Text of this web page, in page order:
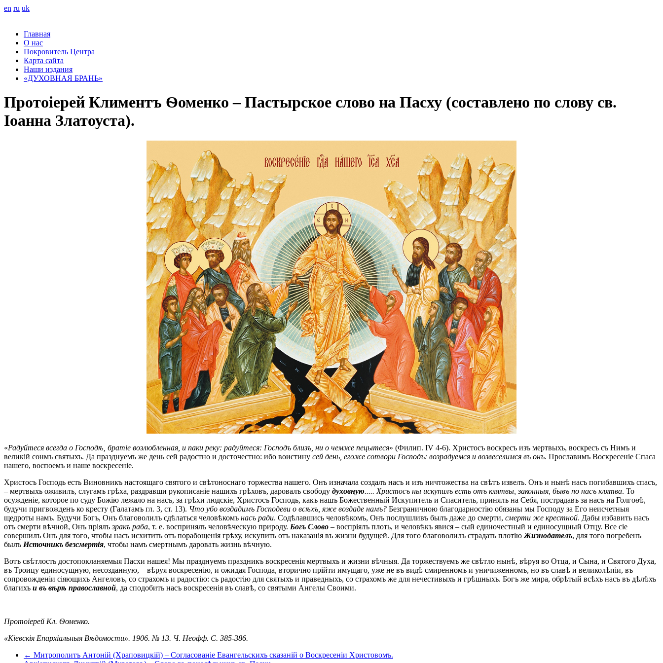
en ru uk
Главная
О нас
Покровитель Центра
Карта сайта
Наши издания
«ДУХОВНАЯ БРАНЬ»
Протоіерей Климентъ Ѳоменко – Пастырское слово на Пасху (составлено по слову св.
Іоанна Златоуста).
«Радуйтеся всегда о Господѣ, братіе возлюбленная, и паки реку: радуйтеся: Господъ близъ, ни о чемже пецытеся» (Филип. IV 4-6). Христосъ воскресъ изъ мертвыхъ, воскресъ съ Нимъ и
великій сонмъ святыхъ. Да празднуемъ же день сей радостно и досточестно: ибо воистину сей день, егоже сотвори Господъ: возрадуемся и возвеселимся въ онъ. Прославимъ Воскресеніе Спаса
нашего, воспоемъ и наше воскресеніе.
Христосъ Господь есть Виновникъ настоящаго святого и свѣтоноснаго торжества нашего. Онъ изначала создалъ насъ и изъ ничтожества на свѣтъ извелъ. Онъ и нынѣ насъ погибавшихъ спасъ,
– мертвыхъ оживилъ, слугамъ грѣха, раздравши рукописаніе нашихъ грѣховъ, даровалъ свободу духовную..... Христосъ ны искупилъ есть отъ клятвы, законныя, бывъ по насъ клятва. То
осужденіе, которое по суду Божію лежало на насъ, за грѣхи людскіе, Христосъ Господь, какъ нашъ Божественный Искупитель и Спаситель, принялъ на Себя, пострадавъ за насъ на Голгоѳѣ,
будучи пригвожденъ ко кресту (Галатамъ гл. 3, ст. 13). Что убо воздадимъ Господеви о всѣхъ, яже воздаде намъ? Безграничною благодарностію обязаны мы Господу за Его неисчетныя
щедроты намъ. Будучи Богъ, Онъ благоволилъ сдѣлаться человѣкомъ насъ ради. Содѣлавшись человѣкомъ, Онъ послушливъ былъ даже до смерти, смерти же крестной. Дабы избавить насъ
отъ смерти вѣчной, Онъ пріялъзракъ раба, т. е. воспринялъ человѣческую природу. Богъ Слово – воспріялъ плоть, и человѣкъ явися – сый единочестный и единосущный Отцу. Все сіе
совершилъ Онъ для того, чтобы насъ исхитить отъ порабощенія грѣху, искупить отъ наказанія въ жизни будущей. Для того благоволилъ страдать плотію Жизнодателъ, для того погребенъ
былъ Источникъ безсмертія, чтобы намъ смертнымъ даровать жизнь вѣчную.
Вотъ свѣтлость достопокланяемыя Пасхи нашея! Мы празднуемъ праздникъ воскресенія мертвыхъ и жизни вѣчныя. Да торжествуемъ же свѣтло нынѣ, вѣруя во Отца, и Сына, и Святого Духа,
въ Троицу единосущную, несозданную, – вѣруя воскресенію, и ожидая Господа, вторично прійти имущаго, уже не въ видѣ смиренномъ и уничиженномъ, но въ славѣ и великолѣпіи, въ
сопровожденіи сіяющихъ Ангеловъ, со страхомъ и радостію: съ радостію для святыхъ и праведныхъ, со страхомъ же для нечестивыхъ и грѣшныхъ. Богъ же мира, обрѣтый всѣхъ насъ въ дѣлѣхъ
благихъ и въ вѣрѣ православной, да сподобить насъ воскресенія въ славѣ, со святыми Ангелы Своими.
Протоіерей Кл. Ѳоменко.
«Кіевскія Епархіальныя Вѣдомости». 1906. № 13. Ч. Неофф. С. 385-386.
← Митрополитъ Антоній (Храповицкій) – Согласованіе Евангельскихъ сказаній о Воскресеніи Христовомъ.